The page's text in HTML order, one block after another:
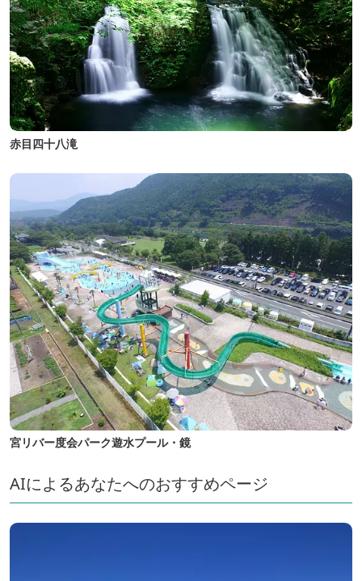
赤目四十八滝
宮リバー度会パーク遊水プール・鏡
AIによるあなたへのおすすめページ